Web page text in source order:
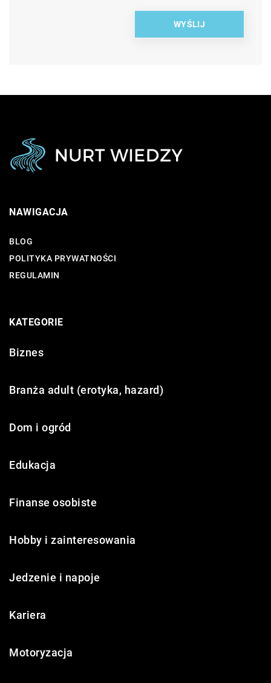
NAWIGACJA
BLOG
POLITYKA PRYWATNOŚCI
REGULAMIN
KATEGORIE
Biznes
Branża adult (erotyka, hazard)
Dom i ogród
Edukacja
Finanse osobiste
Hobby i zainteresowania
Jedzenie i napoje
Kariera
Motoryzacja